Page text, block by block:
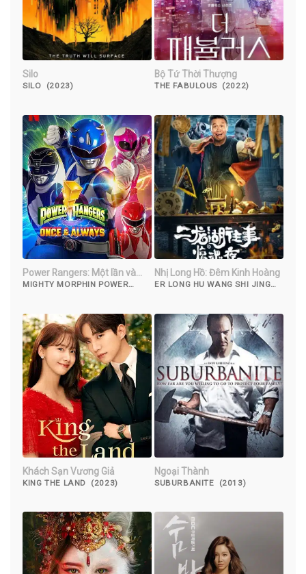
Silo
SILO (2023)
Bộ Tứ Thời Thượng
THE FABULOUS (2022)
Power Rangers: Một lần và
mãi mãi
MIGHTY MORPHIN POWER
Nhị Long Hồ: Đêm Kinh Hoàng
ER LONG HU WANG SHI JING
Khách Sạn Vương Giả
KING THE LAND (2023)
Ngoại Thành
SUBURBANITE (2013)